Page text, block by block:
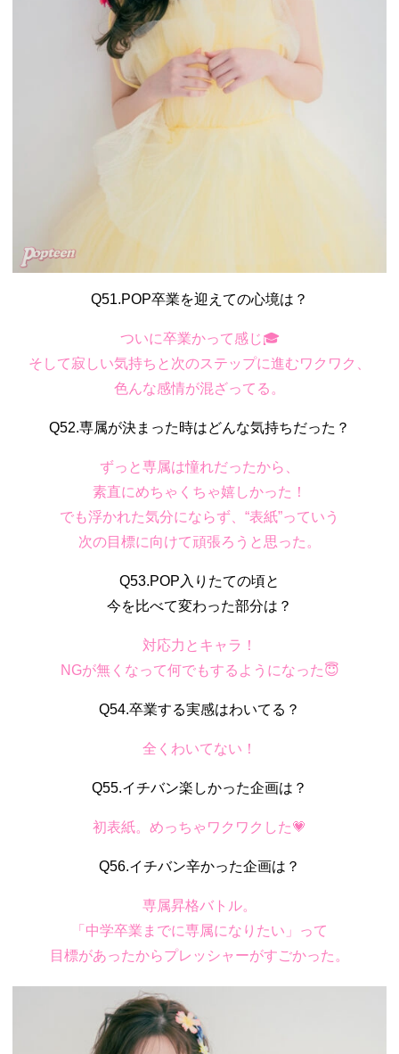
Q51.POP卒業を迎えての心境は？
ついに卒業かって感じ🎓
そして寂しい気持ちと次のステップに進むワクワク、
色んな感情が混ざってる。
Q52.専属が決まった時はどんな気持ちだった？
ずっと専属は憧れだったから、
素直にめちゃくちゃ嬉しかった！
でも浮かれた気分にならず、“表紙”っていう
次の目標に向けて頑張ろうと思った。
Q53.POP入りたての頃と
今を比べて変わった部分は？
対応力とキャラ！
NGが無くなって何でもするようになった😇
Q54.卒業する実感はわいてる？
全くわいてない！
Q55.イチバン楽しかった企画は？
初表紙。めっちゃワクワクした💗
Q56.イチバン辛かった企画は？
専属昇格バトル。
「中学卒業までに専属になりたい」って
目標があったからプレッシャーがすごかった。